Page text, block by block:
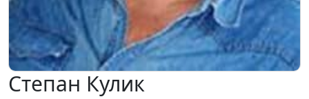
Степан Кулик